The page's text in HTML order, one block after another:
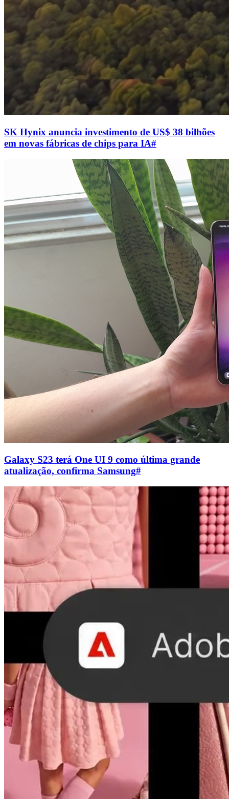
SK Hynix anuncia investimento de US$ 38 bilhões
em novas fábricas de chips para IA#
Galaxy S23 terá One UI 9 como última grande
atualização, confirma Samsung#